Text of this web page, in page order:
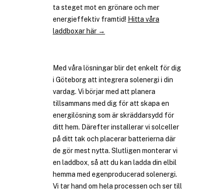
ta steget mot en grönare och mer
energieffektiv framtid! Hitta våra
laddboxar här →
Med våra lösningar blir det enkelt för dig
i Göteborg att integrera solenergi i din
vardag. Vi börjar med att planera
tillsammans med dig för att skapa en
energilösning som är skräddarsydd för
ditt hem. Därefter installerar vi solceller
på ditt tak och placerar batterierna där
de gör mest nytta. Slutligen monterar vi
en laddbox, så att du kan ladda din elbil
hemma med egenproducerad solenergi.
Vi tar hand om hela processen och ser till